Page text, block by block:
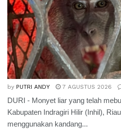
by PUTRI ANDY 7 AGUSTUS 2026
DURI - Monyet liar yang telah
Kabupaten Indragiri Hilir (Inhil),
menggunakan kandang...